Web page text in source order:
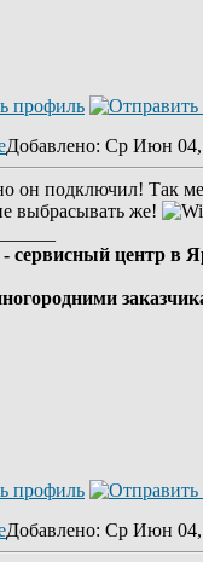
Добавлено: Ср Июн 04,
он подключил! Так
выбрасывать же!
- сервисный центр в
Добавлено: Ср Июн 04,